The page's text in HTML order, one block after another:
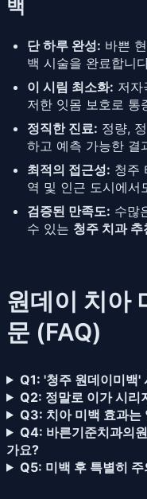
백
단 하루 완성: 바쁜
백 시술을 완료합니
이 시림 최소화: 저자
저한 잇몸 보호로 통
정직한 진료: 정량,
하고 예측 가능한 결
최적의 접근성: 청주
역 및 인근 도시에서
검증된 만족도: 수많
수 있는 청주 치과 추
원데이 치아
문 (FAQ)
Q1: '청주 원데이미백'
Q2: 정말로 이가 시리
Q3: 치아 미백 효과는
Q4: 바른기준치과의
가요?
Q5: 미백 후 특별히